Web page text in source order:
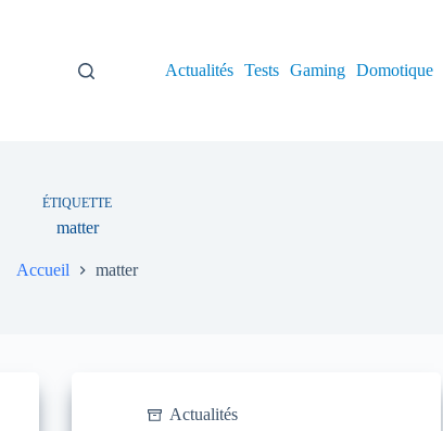
Actualités Tests Gaming Domotique
ÉTIQUETTE
matter
Accueil matter
Actualités